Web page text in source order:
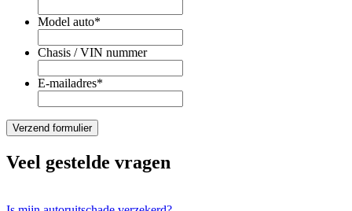
Model auto*
Chasis / VIN nummer
E-mailadres*
Veel gestelde vragen